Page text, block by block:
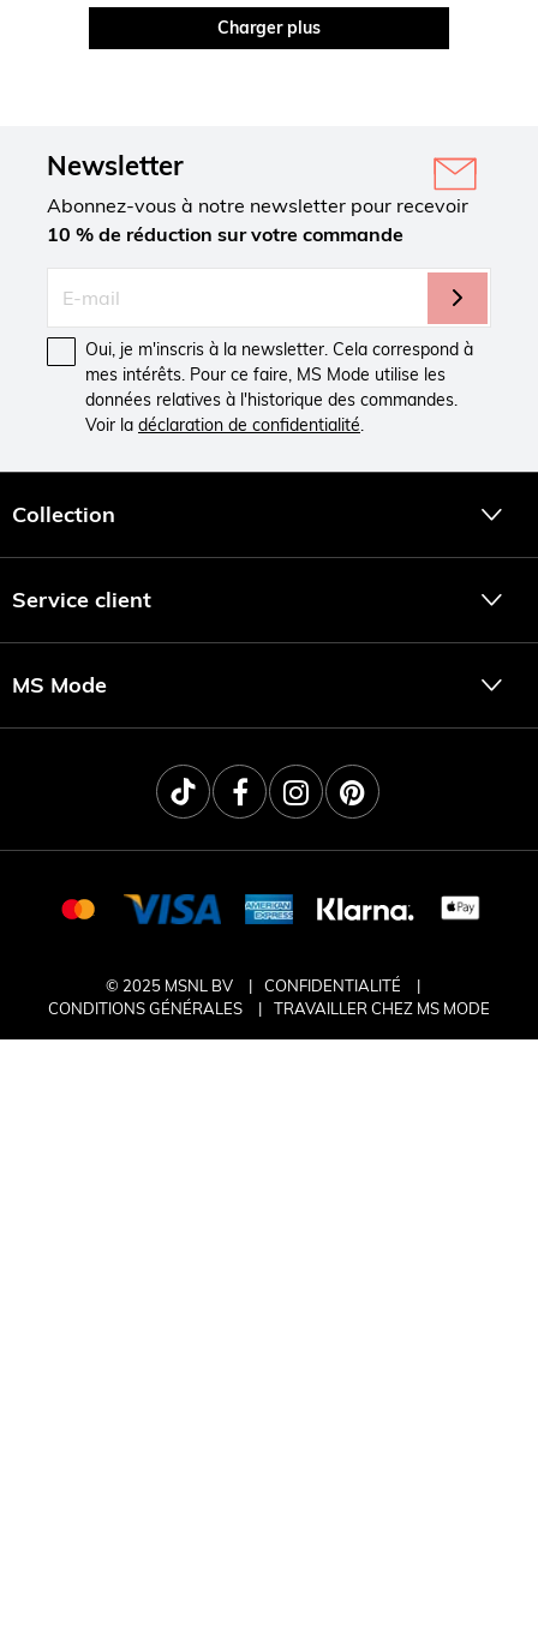
Charger plus
Newsletter
Abonnez-vous à notre newsletter pour recevoir
10 % de réduction sur votre commande
Oui, je m'inscris à la newsletter. Cela correspond à
mes intérêts. Pour ce faire, MS Mode utilise les
données relatives à l'historique des commandes.
Voir la déclaration de confidentialité.
Collection
Service client
MS Mode
© 2025 MSNL BV
CONFIDENTIALITÉ
CONDITIONS GÉNÉRALES
TRAVAILLER CHEZ MS MODE